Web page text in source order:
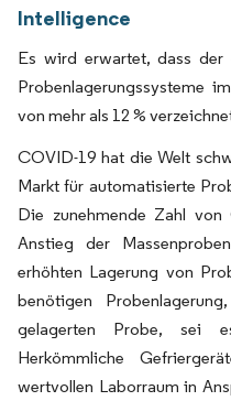
Intelligence
Es wird erwartet, dass der
Probenlagerungssysteme
von mehr als 12 %
COVID-19 hat die Welt
Markt für automatisierte
Die zunehmende Zahl von
Anstieg der
erhöhten Lagerung von
benötigen
gelagerten Probe, sei
Herkömmliche
wertvollen Laborraum in